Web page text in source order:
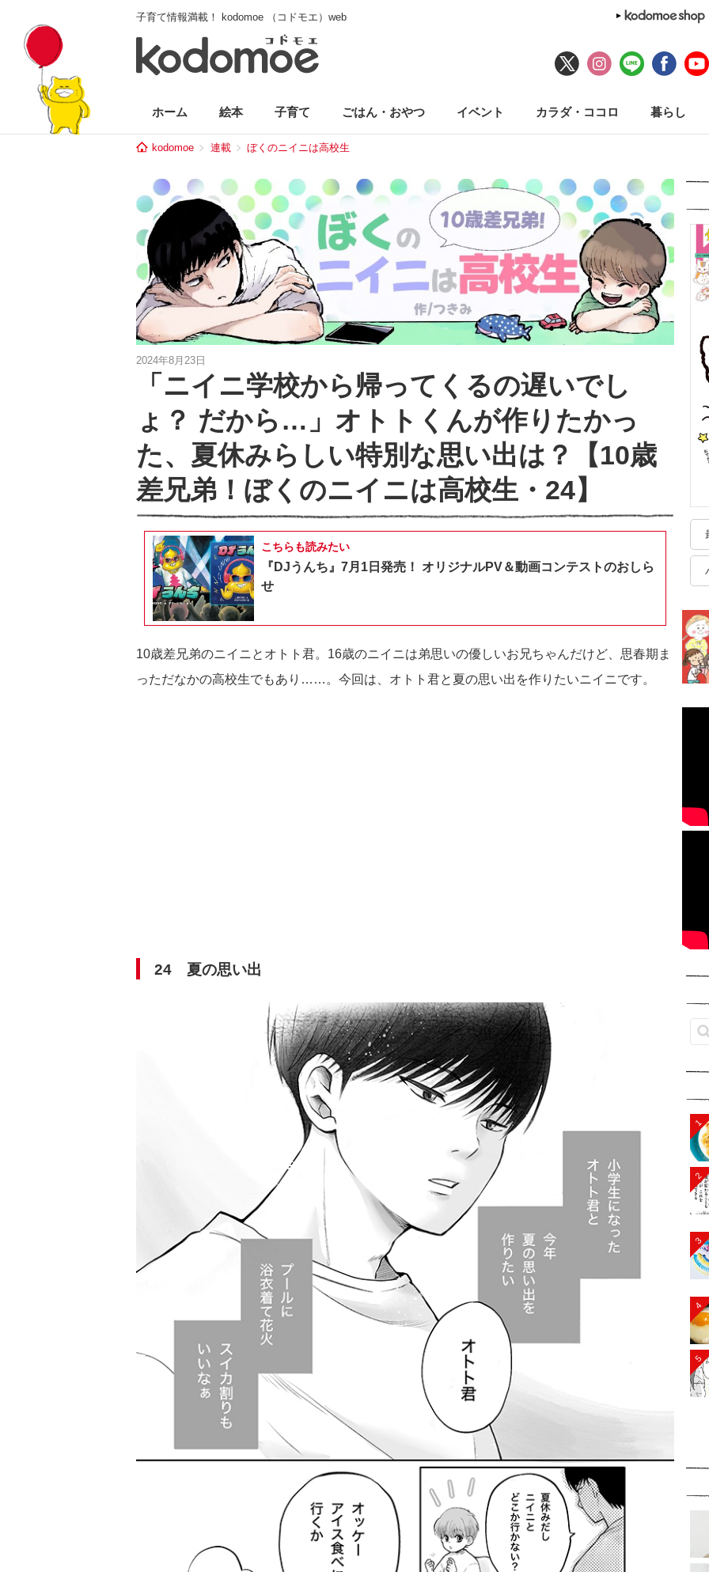
子育て情報満載！ kodomoe （コドモエ）web
ホーム 絵本 子育て ごはん・おやつ イベント カラダ・ココロ 暮らし
kodomoe 連載 ぼくのニイニは高校生
2024年8月23日
「ニイニ学校から帰ってくるの遅いでし
ょ？ だから…」オトトくんが作りたかっ
た、夏休みらしい特別な思い出は？【10歳
差兄弟！ぼくのニイニは高校生・24】
こちらも読みたい
『DJうんち』7月1日発売！ オリジナルPV＆動画コンテストのおしら
せ
10歳差兄弟のニイニとオトト君。16歳のニイニは弟思いの優しいお兄ちゃんだけど、思春期ま
っただなかの高校生でもあり……。今回は、オトト君と夏の思い出を作りたいニイニです。
24 夏の思い出
1
2
3
4
5